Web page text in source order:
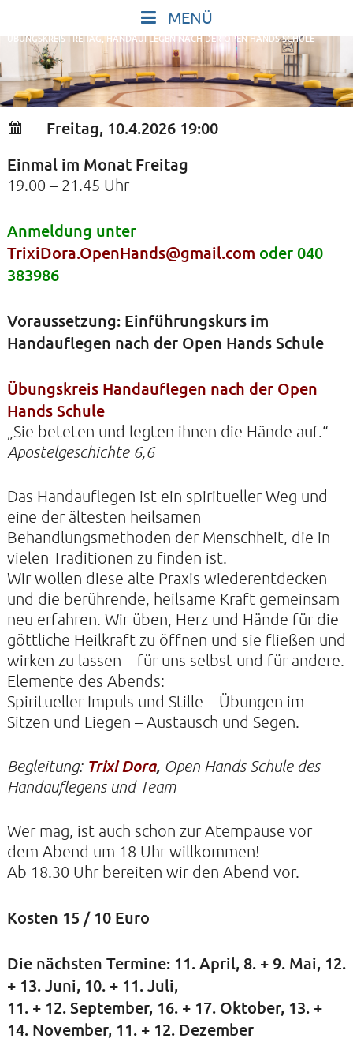
content
START
IN STILLE SEIN
SINGEN UND SCHWEIGEN
BEWEGEN UND TANZEN
GOTT UND DAS LEBEN FEIERN
HEILKRAFT DES KÖRPERS
STILLE UND SPIEL FÜR KINDER UND
JUGENDLICHE
VORTRÄGE
ALLE TERMINE
KONTAKTE
SO KOMMEN SIE ZU UNS
FILM ZUR KIRCHE DER STILLE
FÖRDERVEREIN
VERMIETUNG
NEWSLETTER
ARCHIV
IMPRESSUM
DATENSCHUTZERKLÄRUNG
KIRCHE DER STILLE
Helenenstraße 14A
ÜBUNGSKREIS FREITAG, HANDAUFLEGEN NACH DER OPEN HANDS SCHULE
Freitag, 10.4.2026 19:00
Einmal im Monat Freitag
19.00 – 21.45 Uhr
Anmeldung unter
TrixiDora.OpenHands@gmail.com oder 040
383986
Voraussetzung: Einführungskurs im
Handauflegen nach der Open Hands Schule
Übungskreis Handauflegen nach der Open
Hands Schule
„Sie beteten und legten ihnen die Hände auf.“
Apostelgeschichte 6,6
Das Handauflegen ist ein spiritueller Weg und
eine der ältesten heilsamen
Behandlungsmethoden der Menschheit, die in
vielen Traditionen zu finden ist.
Wir wollen diese alte Praxis wiederentdecken
und die berührende, heilsame Kraft gemeinsam
neu erfahren. Wir üben, Herz und Hände für die
göttliche Heilkraft zu öffnen und sie fließen und
wirken zu lassen – für uns selbst und für andere.
Elemente des Abends:
Spiritueller Impuls und Stille – Übungen im
Sitzen und Liegen – Austausch und Segen.
Begleitung:Trixi Dora,Open Hands Schule des
Handauflegens und Team
Wer mag, ist auch schon zur Atempause vor
dem Abend um 18 Uhr willkommen!
Ab 18.30 Uhr bereiten wir den Abend vor.
Kosten 15 / 10 Euro
Die nächsten Termine: 11. April, 8. + 9. Mai, 12.
+ 13. Juni, 10. + 11. Juli,
11. + 12. September, 16. + 17. Oktober, 13. +
14. November, 11. + 12. Dezember